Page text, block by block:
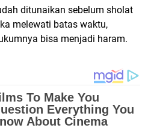
ditunaikan sebelum sholat
melewati batas waktu,
bisa menjadi haram.